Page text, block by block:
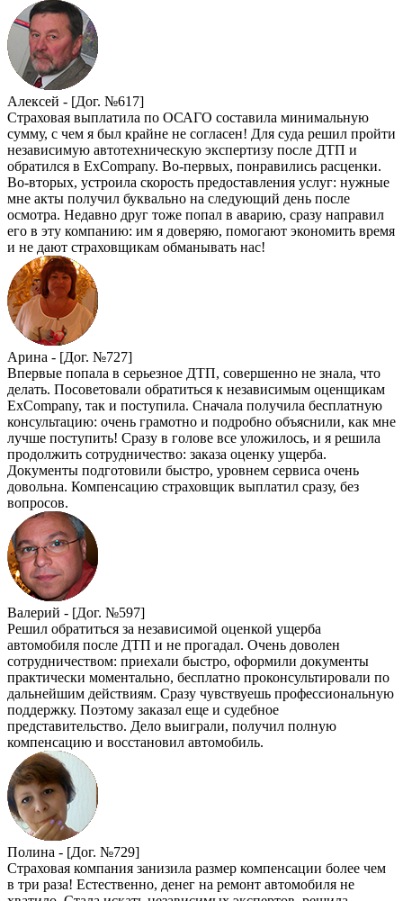
Алексей - [Дог. №617]
Страховая выплатила по ОСАГО составила минимальную
сумму, с чем я был крайне не согласен! Для суда решил пройти
независимую автотехническую экспертизу после ДТП и
обратился в ExCompany. Во-первых, понравились расценки.
Во-вторых, устроила скорость предоставления услуг: нужные
мне акты получил буквально на следующий день после
осмотра. Недавно друг тоже попал в аварию, сразу направил
его в эту компанию: им я доверяю, помогают экономить время
и не дают страховщикам обманывать нас!
Арина - [Дог. №727]
Впервые попала в серьезное ДТП, совершенно не знала, что
делать. Посоветовали обратиться к независимым оценщикам
ExCompany, так и поступила. Сначала получила бесплатную
консультацию: очень грамотно и подробно объяснили, как мне
лучше поступить! Сразу в голове все уложилось, и я решила
продолжить сотрудничество: заказа оценку ущерба.
Документы подготовили быстро, уровнем сервиса очень
довольна. Компенсацию страховщик выплатил сразу, без
вопросов.
Валерий - [Дог. №597]
Решил обратиться за независимой оценкой ущерба
автомобиля после ДТП и не прогадал. Очень доволен
сотрудничеством: приехали быстро, оформили документы
практически моментально, бесплатно проконсультировали по
дальнейшим действиям. Сразу чувствуешь профессиональную
поддержку. Поэтому заказал еще и судебное
представительство. Дело выиграли, получил полную
компенсацию и восстановил автомобиль.
Полина - [Дог. №729]
Страховая компания занизила размер компенсации более чем
в три раза! Естественно, денег на ремонт автомобиля не